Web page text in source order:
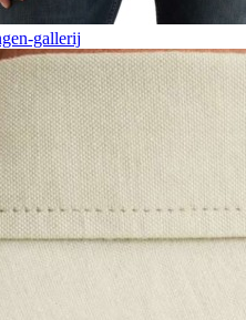
gallerij